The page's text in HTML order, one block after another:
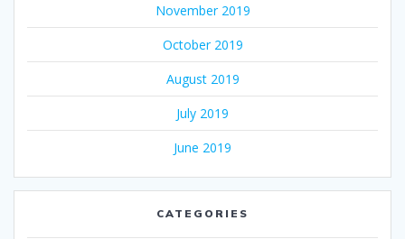
November 2019
October 2019
August 2019
July 2019
June 2019
CATEGORIES